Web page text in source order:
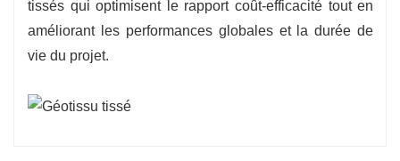
tissés qui optimisent le rapport coût-efficacité tout en
améliorant les performances globales et la durée de
vie du projet.